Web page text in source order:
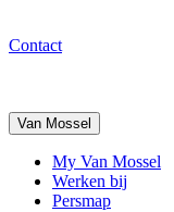
Contact
Van Mossel
My Van Mossel
Werken bij
Persmap